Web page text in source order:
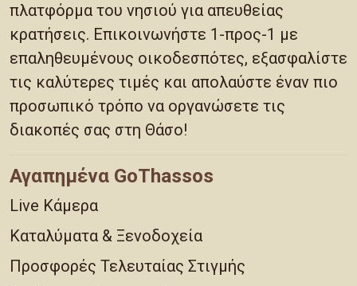
πλατφόρμα του νησιού για απευθείας
κρατήσεις. Επικοινωνήστε 1-προς-1 με
επαληθευμένους οικοδεσπότες, εξασφαλίστε
τις καλύτερες τιμές και απολαύστε έναν πιο
προσωπικό τρόπο να οργανώσετε τις
διακοπές σας στη Θάσο!
Αγαπημένα GoThassos
Live Κάμερα
Καταλύματα & Ξενοδοχεία
Προσφορές Τελευταίας Στιγμής